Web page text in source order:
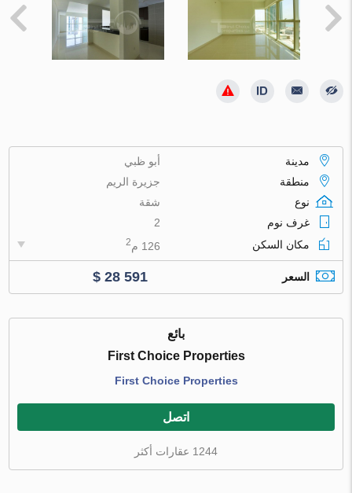
مدينة
أبو ظبي
منطقة
جزيرة الريم
نوع
شقة
غرف نوم
2
مكان السكن
126 م 2
السعر $ 28 591
بائع
First Choice Properties
First Choice Properties
اتصل
1244 عقارات أكثر